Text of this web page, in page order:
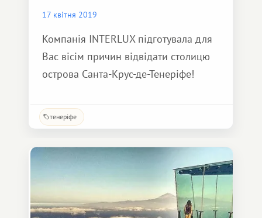
17 квітня 2019
Компанія INTERLUX підготувала для
Вас вісім причин відвідати столицю
острова Санта-Крус-де-Тенеріфе!
тенеріфе